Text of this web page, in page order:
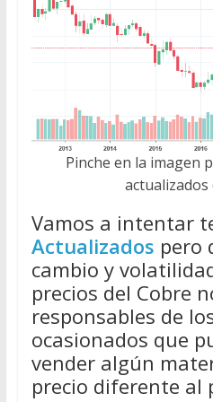
Pinche en la imagen
actualizados
Vamos a intentar
Actualizados pero
cambio y
precios del Cobre
responsables de
ocasionados que
vender algún
precio diferente al